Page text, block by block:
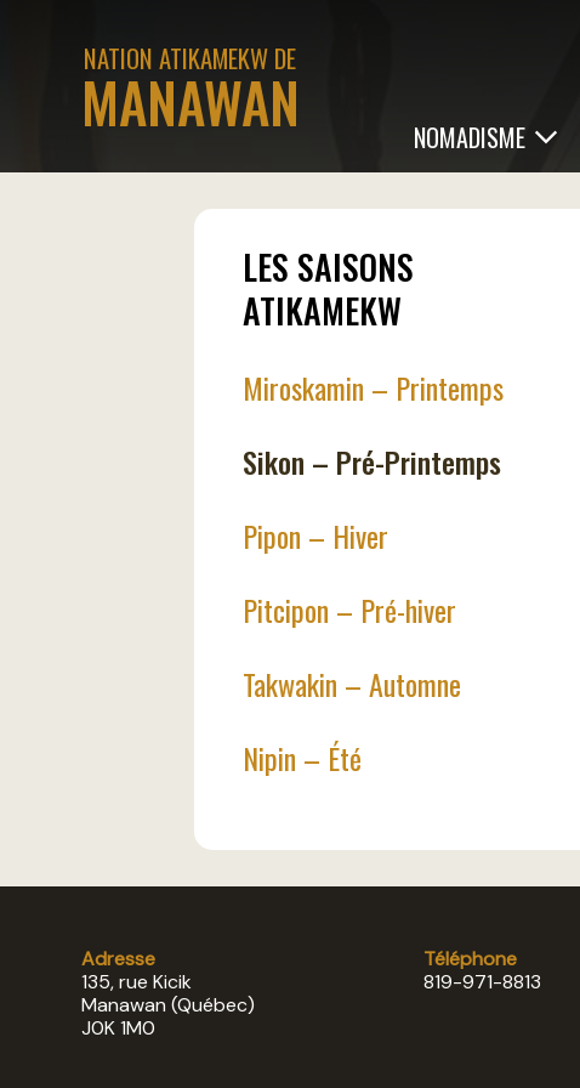
NATION ATIKAMEKW DE
MANAWAN NOMADISME
LES SAISONS
ATIKAMEKW
Miroskamin – Printemps
Sikon – Pré-Printemps
Pipon – Hiver
Pitcipon – Pré-hiver
Takwakin – Automne
Nipin – Été
Adresse
135, rue Kicik
Manawan (Québec)
J0K 1M0
Téléphone
819-971-8813